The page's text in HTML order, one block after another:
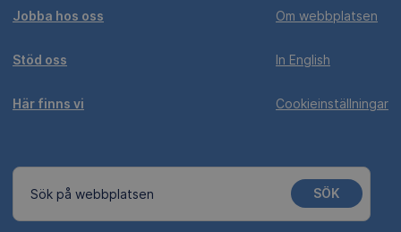
Jobba hos oss
Stöd oss
Här finns vi
Om webbplatsen
In English
Cookieinställningar
Sök på webbplatsen SÖK